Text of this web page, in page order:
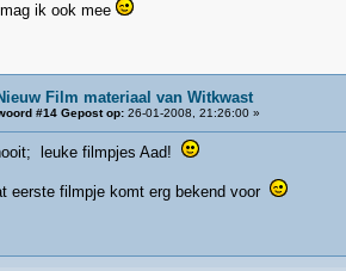
ik ook mee
Film materiaal van Witkwast
#14 Gepost op:26-01-2008, 21:26:00 »
leuke filmpjes Aad!
eerste filmpje komt erg bekend voor